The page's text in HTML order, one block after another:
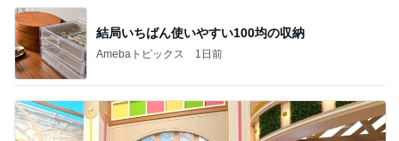
結局いちばん使いやすい100均の収納
Amebaトピックス 1日前